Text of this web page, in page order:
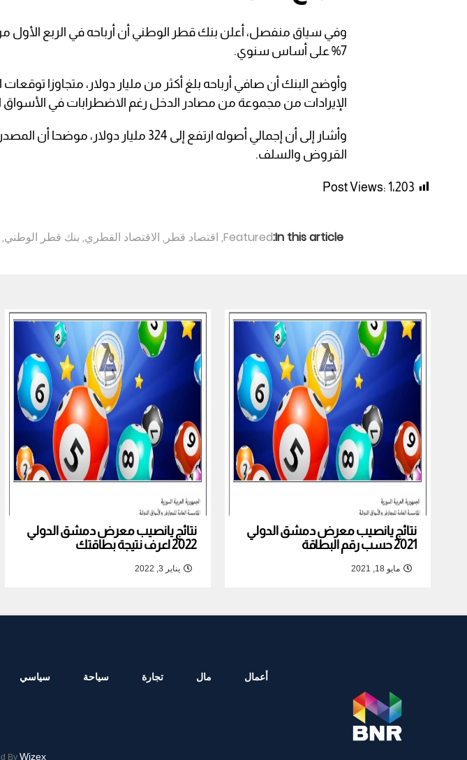
وفي سياق منفصل، أعلن بنك قطر الوطني أن أرباحه في الربع الأول
7% على أساس سنوي.
وأوضح البنك أن صافي أرباحه بلغ أكثر من مليار دولار، متجاوزا توقعات
الإيرادات من مجموعة من مصادر الدخل رغم الاضطرابات في الأسواق
وأشار إلى أن إجمالي أصوله ارتفع إلى 324 مليار
القروض والسلف.
Post Views: 1٬203
In this article:
Featured
, اقتصاد قطر , الاقتصاد القطري, بنك قطر الوطني,
نتائج يانصيب معرض دمشق الدولي
2021 حسب رقم البطاقة
مايو 18, 2021
نتائج يانصيب معرض دمشق الدولي
2022 اعرف نتيجة بطاقتك
يناير 3, 2022
أعمال مال تجارة سياحة سياسي
By Wizex